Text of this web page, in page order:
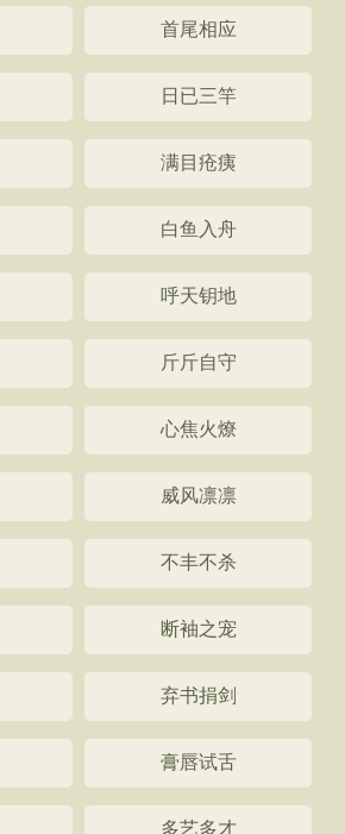
首尾相应
日已三竿
满目疮痍
白鱼入舟
呼天钥地
斤斤自守
心焦火燎
威风凛凛
不丰不杀
断袖之宠
弃书捐剑
膏唇试舌
多艺多才